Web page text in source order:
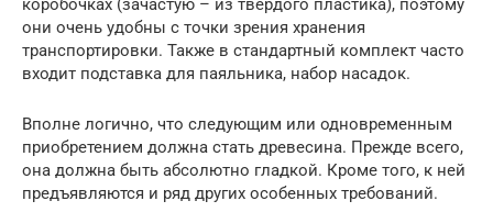
коробочках (зачастую – из твёрдого пластика), поэтому
они очень удобны с точки зрения хранения
транспортировки. Также в стандартный комплект часто
входит подставка для паяльника, набор насадок.
Вполне логично, что следующим или одновременным
приобретением должна стать древесина. Прежде всего,
она должна быть абсолютно гладкой. Кроме того, к ней
предъявляются и ряд других особенных требований.